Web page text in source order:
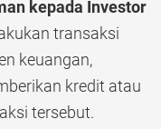
kepada Investor
transaksi
keuangan,
kredit atau
tersebut.